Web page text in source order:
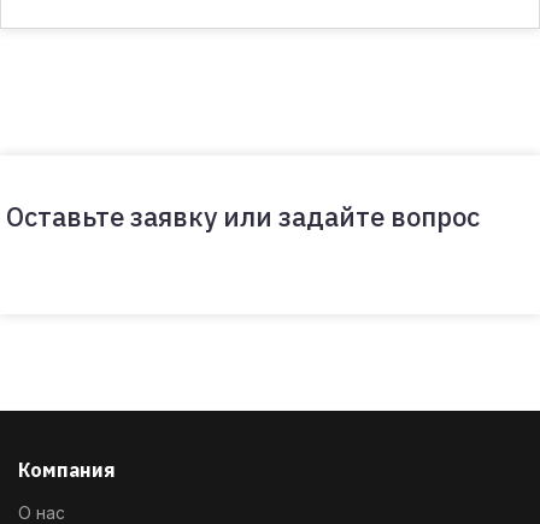
Оставьте заявку или задайте вопрос
Компания
О нас